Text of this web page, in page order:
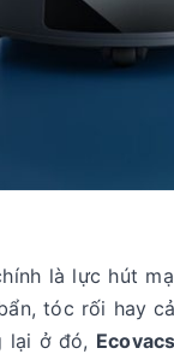
là lực hút
tóc rối hay
lại ở đó,